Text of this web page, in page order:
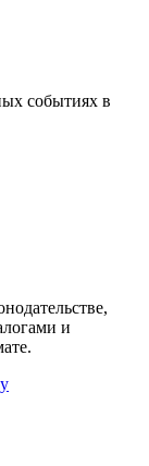
событиях в
и